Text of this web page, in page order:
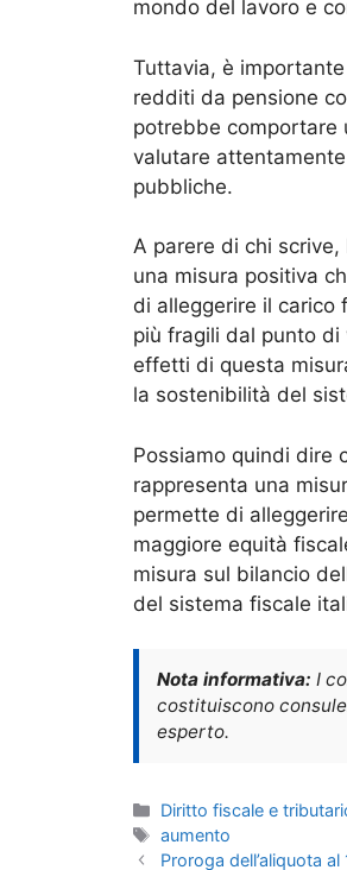
mondo del lavoro e
Tuttavia, è importante
redditi da pensione
potrebbe comportare
valutare
pubbliche.
A parere di chi scrive,
una misura positiva
di alleggerire il carico
più fragili dal punto
effetti di questa
la sostenibilità del
Possiamo quindi dire
rappresenta una
permette di
maggiore equità
misura sul bilancio
del sistema fiscale
Nota informativa: I
costituiscono
esperto.
Categorie
Diritto fiscale e
Tag
aumento
Proroga dell’aliquota